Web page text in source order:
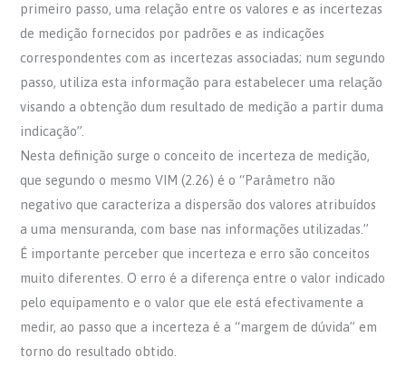
primeiro passo, uma relação entre os valores e as incertezas
de medição fornecidos por padrões e as indicações
correspondentes com as incertezas associadas; num segundo
passo, utiliza esta informação para estabelecer uma relação
visando a obtenção dum resultado de medição a partir duma
indicação”.
Nesta definição surge o conceito de incerteza de medição,
que segundo o mesmo VIM (2.26) é o “Parâmetro não
negativo que caracteriza a dispersão dos valores atribuídos
a uma mensuranda, com base nas informações utilizadas.”
É importante perceber que incerteza e erro são conceitos
muito diferentes. O erro é a diferença entre o valor indicado
pelo equipamento e o valor que ele está efectivamente a
medir, ao passo que a incerteza é a “margem de dúvida” em
torno do resultado obtido.